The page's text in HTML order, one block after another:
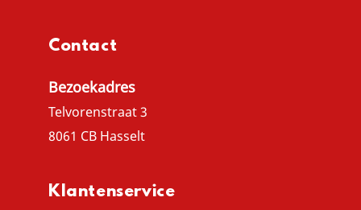
Contact
Bezoekadres
Telvorenstraat 3
8061 CB Hasselt
Klantenservice